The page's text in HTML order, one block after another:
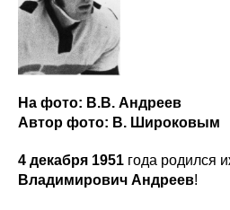
На фото: В.В. Андреев
Автор фото: В. Широковым
4 декабря 1951 года родился
Владимирович Андреев!